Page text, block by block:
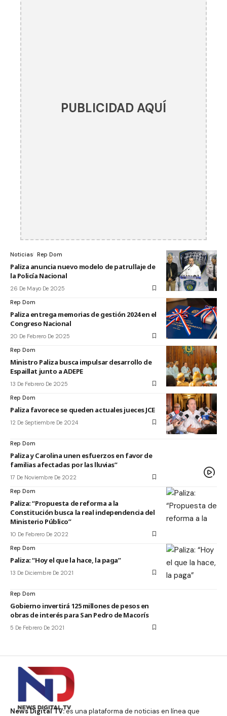
PUBLICIDAD AQUÍ
Noticias Rep Dom
Paliza anuncia nuevo modelo de patrullaje de
la Policía Nacional
26 De Mayo De 2025
Rep Dom
Paliza entrega memorias de gestión 2024 en el
Congreso Nacional
20 De Febrero De 2025
Rep Dom
Ministro Paliza busca impulsar desarrollo de
Espaillat junto a ADEPE
13 De Febrero De 2025
Rep Dom
Paliza favorece se queden actuales jueces JCE
12 De Septiembre De 2024
Rep Dom
Paliza y Carolina unen esfuerzos en favor de
familias afectadas por las lluvias”
17 De Noviembre De 2022
Rep Dom
Paliza: “Propuesta de reforma a la
Constitución busca la real independencia del
Ministerio Público”
10 De Febrero De 2022
Rep Dom
Paliza: “Hoy el que la hace, la paga”
13 De Diciembre De 2021
Rep Dom
Gobierno invertirá 125 millones de pesos en
obras de interés para San Pedro de Macorís
5 De Febrero De 2021
News Digital TV:es una plataforma de noticias en línea que